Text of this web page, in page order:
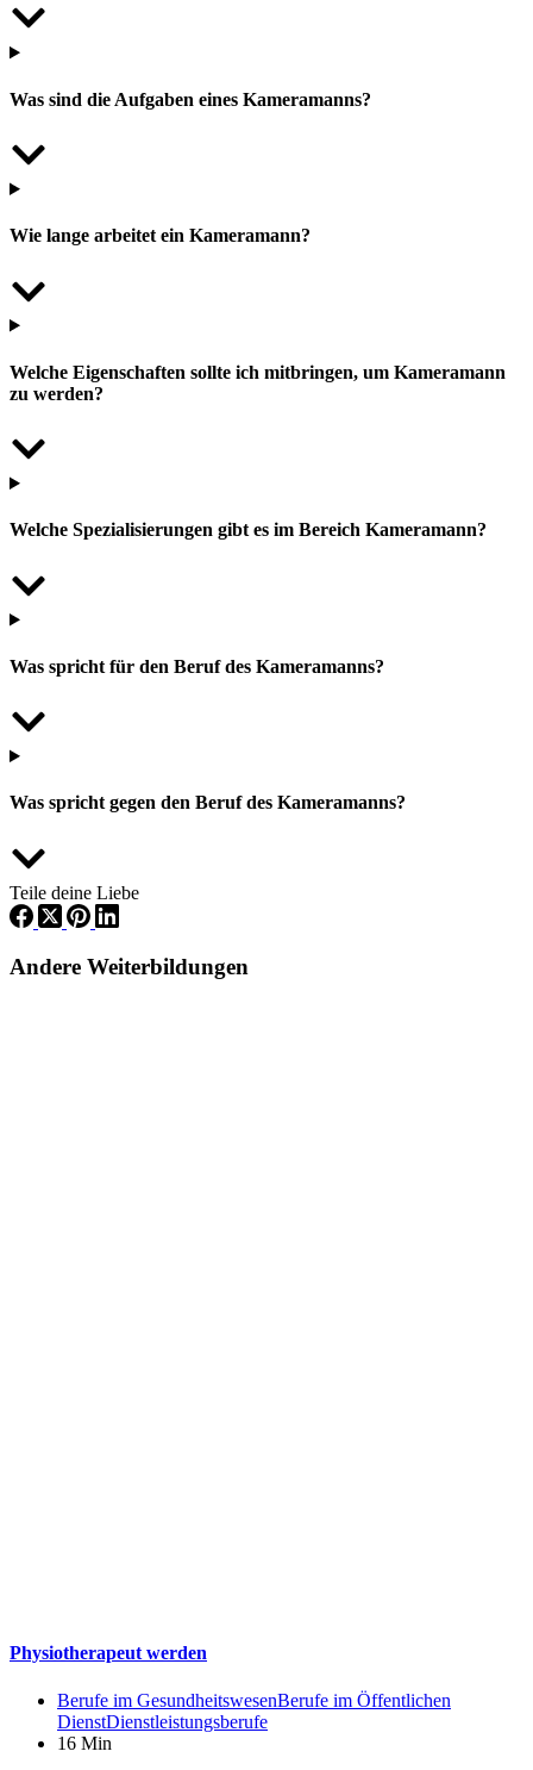
Was sind die Aufgaben eines Kameramanns?
Wie lange arbeitet ein Kameramann?
Welche Eigenschaften sollte ich mitbringen, um Kameramann
zu werden?
Welche Spezialisierungen gibt es im Bereich Kameramann?
Was spricht für den Beruf des Kameramanns?
Was spricht gegen den Beruf des Kameramanns?
Teile deine Liebe
Andere Weiterbildungen
Physiotherapeut werden
Berufe im GesundheitswesenBerufe im Öffentlichen
DienstDienstleistungsberufe
16 Min